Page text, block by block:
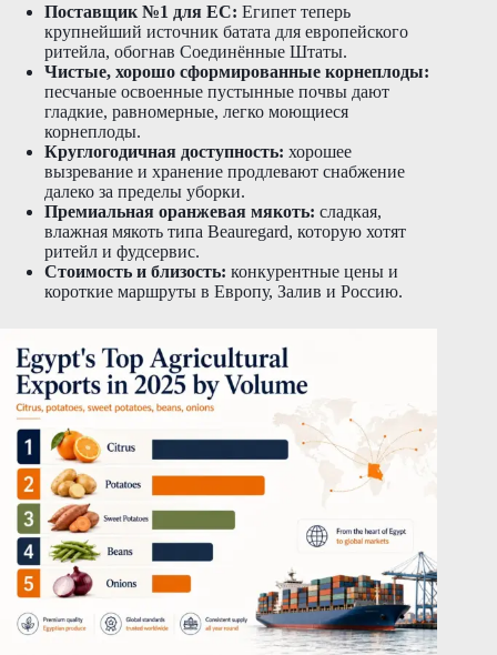
Поставщик №1 для ЕС: Египет теперь
крупнейший источник батата для европейского
ритейла, обогнав Соединённые Штаты.
Чистые, хорошо сформированные корнеплоды:
песчаные освоенные пустынные почвы дают
гладкие, равномерные, легко моющиеся
корнеплоды.
Круглогодичная доступность: хорошее
вызревание и хранение продлевают снабжение
далеко за пределы уборки.
Премиальная оранжевая мякоть: сладкая,
влажная мякоть типа Beauregard, которую хотят
ритейл и фудсервис.
Стоимость и близость: конкурентные цены и
короткие маршруты в Европу, Залив и Россию.